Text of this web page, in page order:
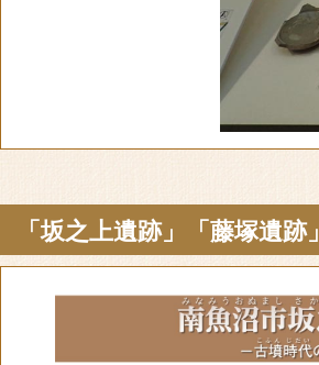
「坂之上遺跡」「藤塚遺跡」